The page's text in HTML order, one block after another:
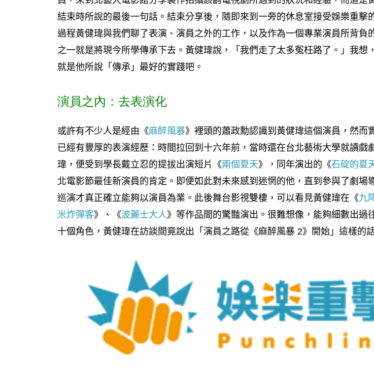
結束時所說的最後一句話。結束分享後，隨即來到一旁的休息室接受娛樂重擊
過程黃健瑋與我們聊了表演、演員之外的工作，以及作為一個專業演員所背負
之一就是將現今所學傳承下去。黃健瑋說，「我們走了太多冤枉路了。」我想
就是他所說「傳承」最好的實踐吧。
演員之內：去表演化
或許有不少人是經由《麻醉風暴》裡頭的蕭政勳認識到黃健瑋這個演員，然而
已經有豐厚的表演經歷：時間拉回到十六年前，當時還在台北藝術大學就讀戲
瑋，便受到學長戴立忍的提拔出演短片《兩個夏天》，同年演出的《石碇的夏
北電影節最佳新演員的肯定。即便如此對未來感到迷惘的他，直到參與了劇場
巡演才真正確立能夠以演員為業。此後舞台影視雙棲，可以看見黃健瑋在《九
米炸彈客》、《波麗士大人》等作品間的驚豔演出。很難想像，能夠細數出過
十個角色，黃健瑋在訪談間竟說出「演員之路從《麻醉風暴 2》開始」這樣的